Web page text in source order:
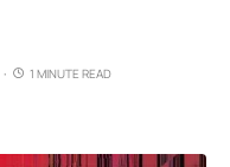
1 MINUTE READ